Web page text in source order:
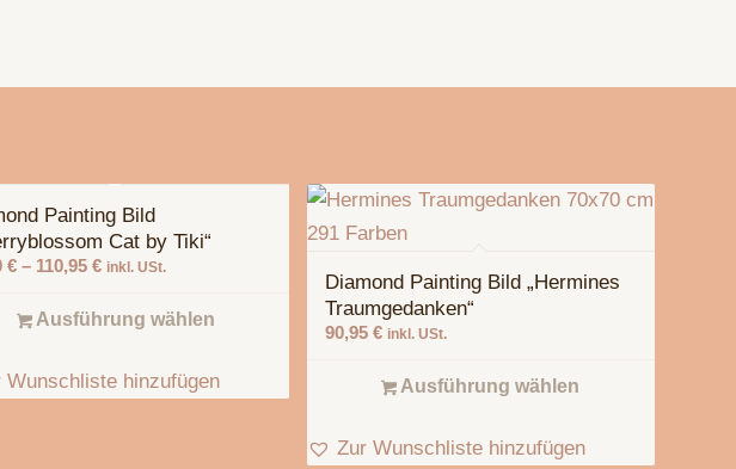
Painting Bild
Cat by Tiki“
€ – 110,95€ inkl. USt.
Ausführung wählen
Wunschliste hinzufügen
Diamond Painting Bild „Hermines
Traumgedanken“
90,95 € inkl. USt.
Ausführung wählen
Zur Wunschliste hinzufügen